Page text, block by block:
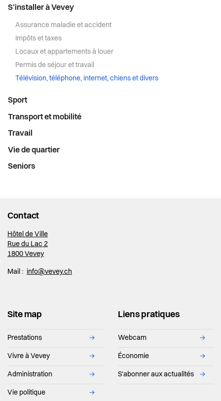
S’installer à Vevey
Assurance maladie et accident
Impôts et taxes
Locaux et appartements à louer
Permis de séjour et travail
Télévision, téléphone, internet, chiens et divers
Sport
Transport et mobilité
Travail
Vie de quartier
Seniors
Contact
Hôtel de Ville
Rue du Lac 2
1800 Vevey
Mail : info@vevey.ch
Site map
Prestations →
Vivre à Vevey →
Administration →
Vie politique →
Liens pratiques
Webcam →
Économie →
S'abonner aux actualités →